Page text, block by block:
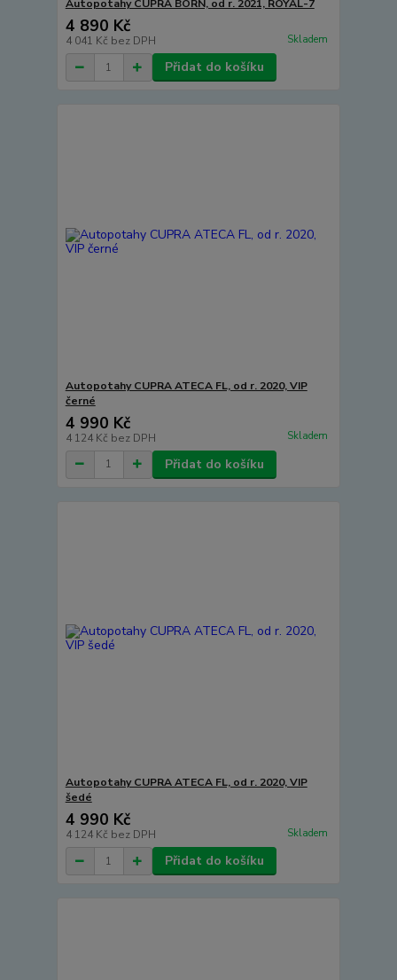
Autopotahy CUPRA BORN, od r. 2021, ROYAL-7
4 890 Kč
4 041 Kč bez DPH Skladem
Přidat do košíku
Autopotahy CUPRA ATECA FL, od r. 2020, VIP
černé
4 990 Kč
4 124 Kč bez DPH Skladem
Přidat do košíku
Autopotahy CUPRA ATECA FL, od r. 2020, VIP
šedé
4 990 Kč
4 124 Kč bez DPH Skladem
Přidat do košíku